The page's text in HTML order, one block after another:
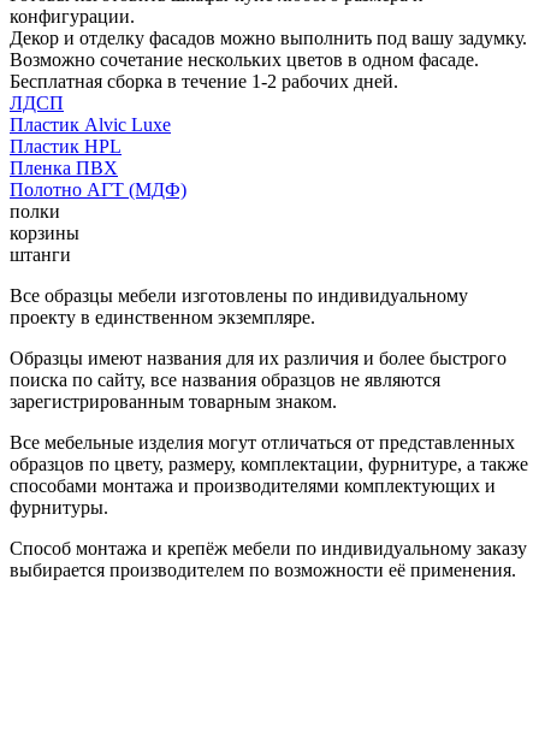
конфигурации.
Декор и отделку фасадов можно выполнить под вашу задумку.
Возможно сочетание нескольких цветов в одном фасаде.
Бесплатная сборка в течение 1-2 рабочих дней.
ЛДСП
Пластик Alvic Luxe
Пластик HPL
Пленка ПВХ
Полотно АГТ (МДФ)
полки
корзины
штанги
Все образцы мебели изготовлены по индивидуальному
проекту в единственном экземпляре.
Образцы имеют названия для их различия и более быстрого
поиска по сайту, все названия образцов не являются
зарегистрированным товарным знаком.
Все мебельные изделия могут отличаться от представленных
образцов по цвету, размеру, комплектации, фурнитуре, а также
способами монтажа и производителями комплектующих и
фурнитуры.
Способ монтажа и крепёж мебели по индивидуальному заказу
выбирается производителем по возможности её применения.